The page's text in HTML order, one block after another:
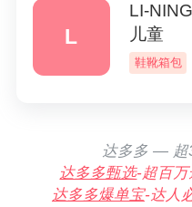
L
LI-
儿童
鞋靴箱包
达多多 — 超
达多多甄选-超百
达多多爆单宝-达人